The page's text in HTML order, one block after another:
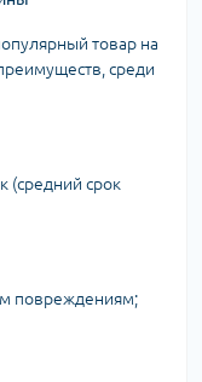
товар на
среди
(средний срок
повреждениям;